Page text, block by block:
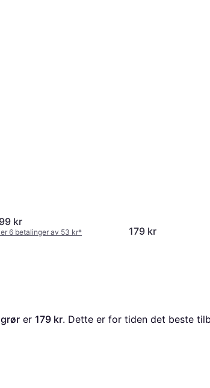
kr
6 betalinger av 53 kr* 179 kr
er 179 kr. Dette er for tiden det beste